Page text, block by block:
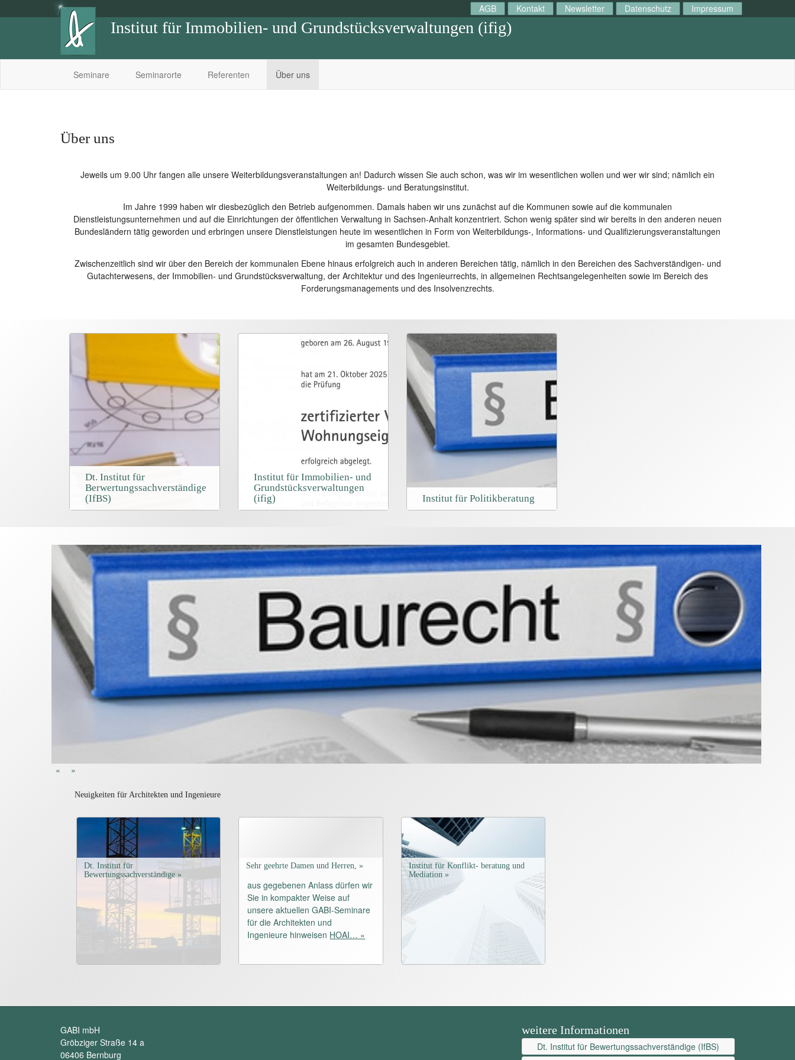
AGB Kontakt Newsletter Datenschutz Impressum
Institut für Immobilien- und Grundstücksverwaltungen (ifig)
Seminare Seminarorte Referenten Über uns
Über uns
Jeweils um 9.00 Uhr fangen alle unsere Weiterbildungsveranstaltungen an! Dadurch wissen Sie auch schon, was wir im wesentlichen wollen und wer wir sind; nämlich ein
Weiterbildungs- und Beratungsinstitut.
Im Jahre 1999 haben wir diesbezüglich den Betrieb aufgenommen. Damals haben wir uns zunächst auf die Kommunen sowie auf die kommunalen
Dienstleistungsunternehmen und auf die Einrichtungen der öffentlichen Verwaltung in Sachsen-Anhalt konzentriert. Schon wenig später sind wir bereits in den anderen neuen
Bundesländern tätig geworden und erbringen unsere Dienstleistungen heute im wesentlichen in Form von Weiterbildungs-, Informations- und Qualifizierungsveranstaltungen
im gesamten Bundesgebiet.
Zwischenzeitlich sind wir über den Bereich der kommunalen Ebene hinaus erfolgreich auch in anderen Bereichen tätig, nämlich in den Bereichen des Sachverständigen- und
Gutachterwesens, der Immobilien- und Grundstücksverwaltung, der Architektur und des Ingenieurrechts, in allgemeinen Rechtsangelegenheiten sowie im Bereich des
Forderungsmanagements und des Insolvenzrechts.
Dt. Institut für
Berwertungssachverständige
(IfBS)
Institut für Immobilien- und
Grundstücksverwaltungen
(ifig)
Institut für Politikberatung
« »
Neuigkeiten für Architekten und Ingenieure
Dt. Institut für
Bewertungssachverständige »
Sehr geehrte Damen und Herren, »
aus gegebenen Anlass dürfen wir
Sie in kompakter Weise auf
unsere aktuellen GABI-Seminare
für die Architekten und
Ingenieure hinweisen HOAI… »
Institut für Konflikt- beratung und
Mediation »
GABI mbH
Gröbziger Straße 14 a
06406 Bernburg
weitere Informationen
Dt. Institut für Bewertungssachverständige (IfBS)